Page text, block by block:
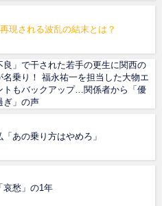
再現される波乱の結末とは？
良」で干された若手の更生に関西の
名乗り！ 福永祐一を担当した大物エ
トもバックアップ…関係者から「優
ぎ」の声
あの乗り方はやめろ」
哀愁」の1年